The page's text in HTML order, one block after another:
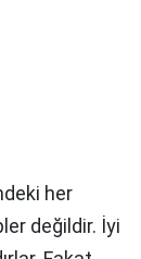
her
değildir. İyi